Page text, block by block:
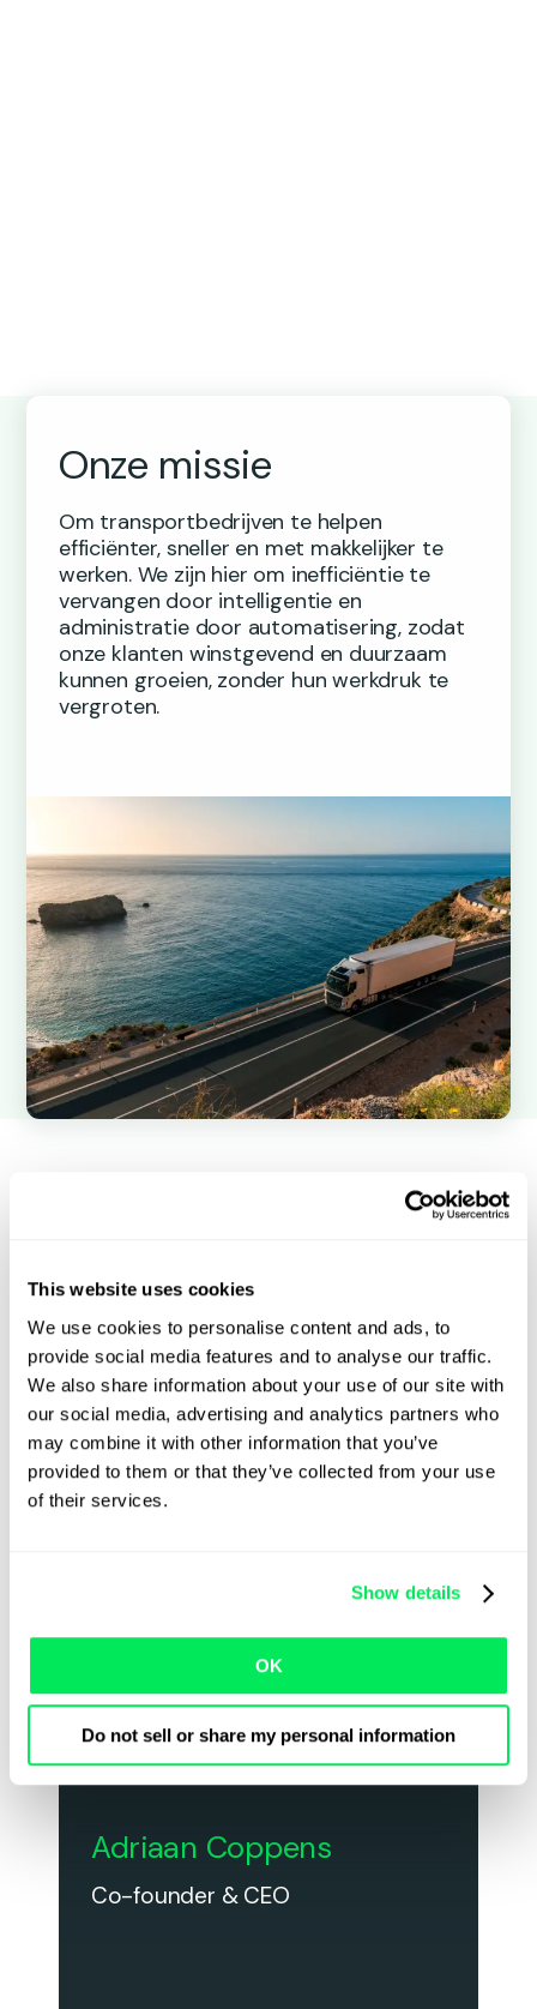
This website uses cookies
We use cookies to personalise content and ads, to
provide social media features and to analyse our traffic.
We also share information about your use of our site with
our social media, advertising and analytics partners who
may combine it with other information that you’ve
provided to them or that they’ve collected from your use
of their services.
Show details
OK
Do not sell or share my personal information
Onze missie
Om transportbedrijven te helpen
efficiënter, sneller en met makkelijker te
werken. We zijn hier om inefficiëntie te
vervangen door intelligentie en
administratie door automatisering, zodat
onze klanten winstgevend en duurzaam
kunnen groeien, zonder hun werkdruk te
vergroten.
managementteam
Maak kennis met onze oprichters en
ons managementteam
Adriaan Coppens
Co-founder & CEO